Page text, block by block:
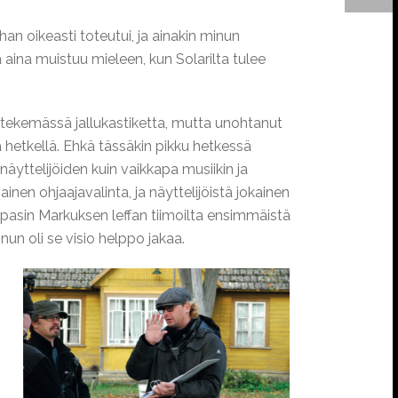
oikeasti toteutui, ja ainakin minun
muistuu mieleen, kun Solarilta tulee
jallukastiketta, mutta unohtanut
Ehkä tässäkin pikku hetkessä
kuin vaikkapa musiikin ja
ohjaajavalinta, ja näyttelijöistä jokainen
Markuksen leffan tiimoilta ensimmäistä
oli se visio helppo jakaa.